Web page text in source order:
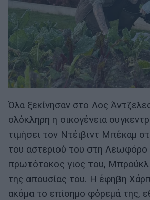
Όλα ξεκίνησαν στο Λος
ολόκληρη η οικογένεια
τιμήσει τον Ντέιβιντ Μπέκαμ
του αστεριού του στη
πρωτότοκος γιος του,
της απουσίας του. Η έφηβη
ακόμα το επίσημο φόρεμά της,